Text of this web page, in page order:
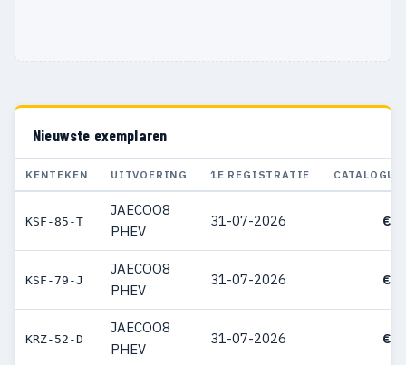
Nieuwste exemplaren
KENTEKEN UITVOERING 1E REGISTRATIE
KSF-85-T
JAECOO8
PHEV
31-07-2026 €
KSF-79-J
JAECOO8
PHEV
31-07-2026 €
KRZ-52-D
JAECOO8
PHEV
31-07-2026 €